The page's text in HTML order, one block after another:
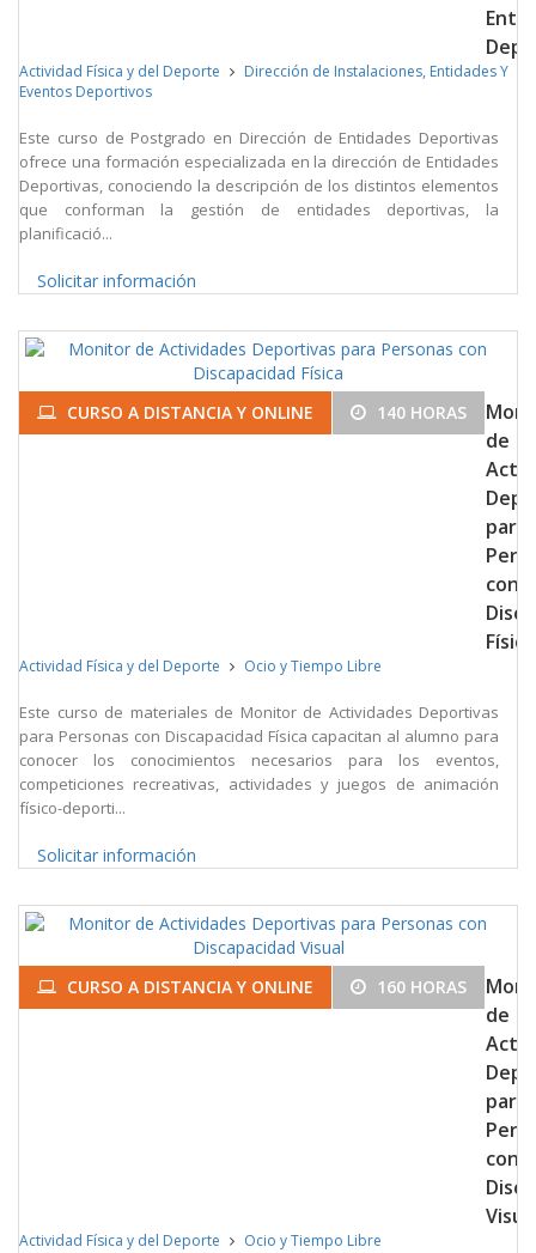
Actividad Física y del Deporte
Dirección de Instalaciones, Entidades Y
Eventos Deportivos
Este curso de Postgrado en Dirección de Entidades Deportivas
ofrece una formación especializada en la dirección de Entidades
Deportivas, conociendo la descripción de los distintos elementos
que conforman la gestión de entidades deportivas, la
planificació...
Solicitar información
CURSO A DISTANCIA Y ONLINE 140 HORAS
de
para
con
Física
Actividad Física y del Deporte Ocio y Tiempo Libre
Este curso de materiales de Monitor de Actividades Deportivas
para Personas con Discapacidad Física capacitan al alumno para
conocer los conocimientos necesarios para los eventos,
competiciones recreativas, actividades y juegos de animación
físico-deporti...
Solicitar información
CURSO A DISTANCIA Y ONLINE 160 HORAS
de
para
con
Actividad Física y del Deporte Ocio y Tiempo Libre